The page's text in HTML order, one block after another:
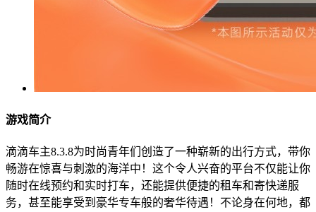
游戏简介
滴滴车主8.3.8为时尚青年们创造了一种崭新的出行方式，带你
畅游在惊喜与刺激的海洋中！这个令人兴奋的平台不仅能让你
随时在线预约和实时打车，还能提供便捷的租车和寄快递服
务，甚至能享受到豪华专车般的奢华待遇！不论身在何地，都